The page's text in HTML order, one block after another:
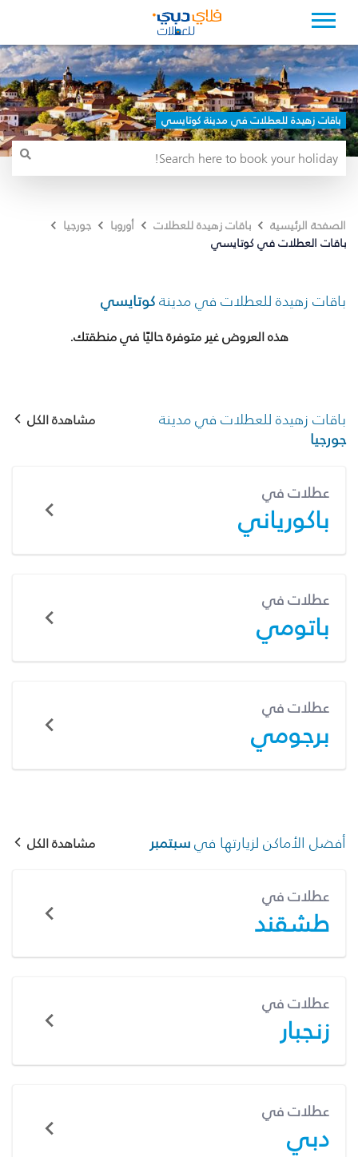
باقات زهيدة للعطلات في مدينة كوتايسي
الصفحة الرئيسية باقات زهيدة للعطلات أوروبا
جورجيا
باقات العطلات في كوتايسي
باقات زهيدة للعطلات في مدينةكوتايسي
هذه العروض غير متوفرة حاليًا في منطقتك.
باقات زهيدة للعطلات في مدينة
جورجيا
مشاهدة الكل
عطلات في
باكورياني
عطلات في
باتومي
عطلات في
برجومي
أفضل الأماكن لزيارتها فيسبتمبر مشاهدة الكل
عطلات في
طشقند
عطلات في
زنجبار
عطلات في
دبي